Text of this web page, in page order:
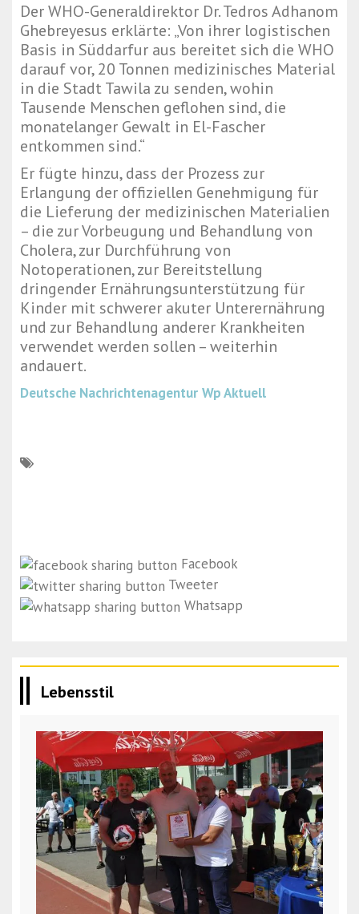
Der WHO-Generaldirektor Dr. Tedros Adhanom
Ghebreyesus erklärte: „Von ihrer logistischen
Basis in Süddarfur aus bereitet sich die WHO
darauf vor, 20 Tonnen medizinisches Material
in die Stadt Tawila zu senden, wohin
Tausende Menschen geflohen sind, die
monatelanger Gewalt in El-Fascher
entkommen sind.“
Er fügte hinzu, dass der Prozess zur
Erlangung der offiziellen Genehmigung für
die Lieferung der medizinischen Materialien
– die zur Vorbeugung und Behandlung von
Cholera, zur Durchführung von
Notoperationen, zur Bereitstellung
dringender Ernährungsunterstützung für
Kinder mit schwerer akuter Unterernährung
und zur Behandlung anderer Krankheiten
verwendet werden sollen – weiterhin
andauert.
Deutsche Nachrichtenagentur Wp Aktuell
Facebook
Tweeter
Whatsapp
Lebensstil